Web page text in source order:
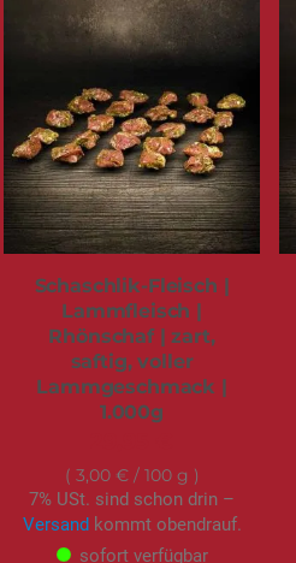
Schaschlik-Fleisch |
Lammfleisch |
Rhönschaf | zart,
saftig, voller
Lammgeschmack |
1.000g
3,00 €/ 100 g
7% USt. sind schon drin –
Versandkommt obendrauf.
sofort verfügbar